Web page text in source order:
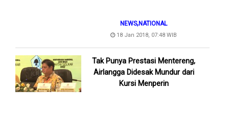
NEWS,NATIONAL
18 Jan 2018, 07:48 WIB
Tak Punya Prestasi Mentereng,
Airlangga Didesak Mundur dari
Kursi Menperin